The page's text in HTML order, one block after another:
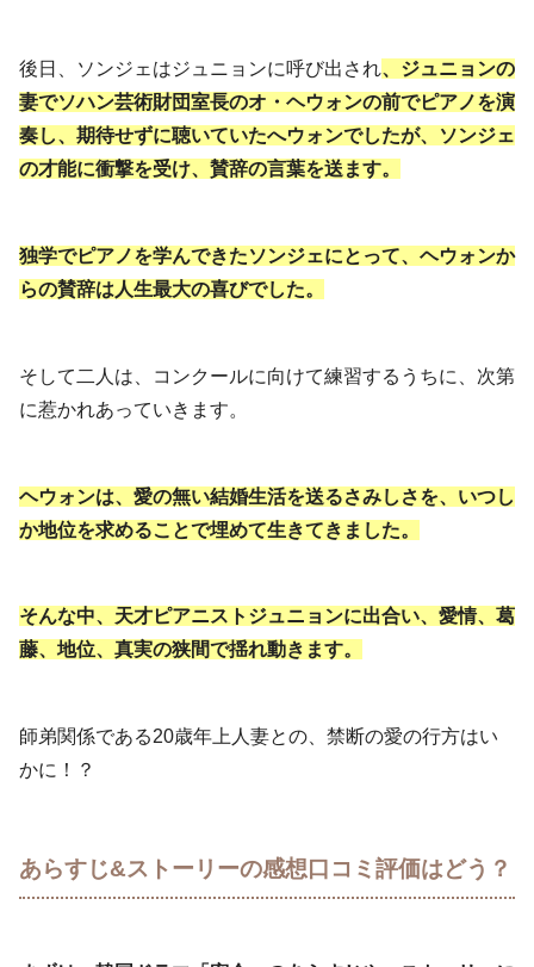
後日、ソンジェはジュニョンに呼び出され、ジュニョンの
妻でソハン芸術財団室長のオ・ヘウォンの前でピアノを演
奏し、期待せずに聴いていたへウォンでしたが、ソンジェ
の才能に衝撃を受け、賛辞の言葉を送ます。
独学でピアノを学んできたソンジェにとって、ヘウォンか
らの賛辞は人生最大の喜びでした。
そして二人は、コンクールに向けて練習するうちに、次第
に惹かれあっていきます。
ヘウォンは、愛の無い結婚生活を送るさみしさを、いつし
か地位を求めることで埋めて生きてきました。
そんな中、天才ピアニストジュニョンに出合い、愛情、葛
藤、地位、真実の狭間で揺れ動きます。
師弟関係である20歳年上人妻との、禁断の愛の行方はい
かに！？
あらすじ&ストーリーの感想口コミ評価はどう？